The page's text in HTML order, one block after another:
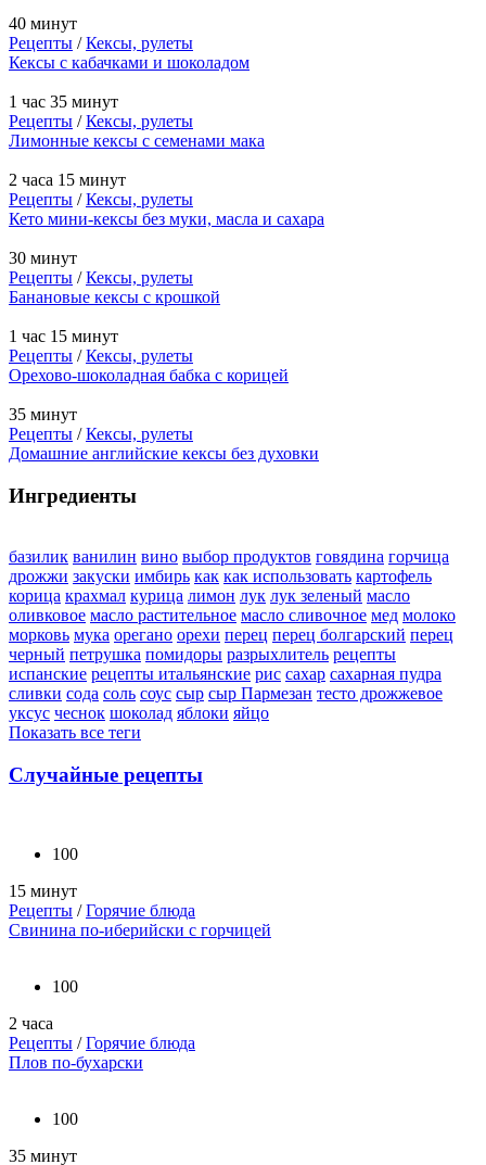
40 минут
Рецепты /Кексы, рулеты
Кексы с кабачками и шоколадом
1 час 35 минут
Рецепты /Кексы, рулеты
Лимонные кексы с семенами мака
2 часа 15 минут
Рецепты /Кексы, рулеты
Кето мини-кексы без муки, масла и сахара
30 минут
Рецепты /Кексы, рулеты
Банановые кексы с крошкой
1 час 15 минут
Рецепты /Кексы, рулеты
Орехово-шоколадная бабка с корицей
35 минут
Рецепты /Кексы, рулеты
Домашние английские кексы без духовки
Ингредиенты
базилик ванилин вино выбор продуктов говядина горчица
дрожжи закуски имбирь как как использовать картофель
корица крахмал курица лимон лук лук зеленый масло
оливковое масло растительное масло сливочное мед молоко
морковь мука орегано орехи перец перец болгарский перец
черный петрушка помидоры разрыхлитель рецепты
испанские рецепты итальянские рис сахар сахарная пудра
сливки сода соль соус сыр сыр Пармезан тесто дрожжевое
уксус чеснок шоколад яблоки яйцо
Показать все теги
Случайные рецепты
100
15 минут
Рецепты /Горячие блюда
Свинина по-иберийски с горчицей
100
2 часа
Рецепты /Горячие блюда
Плов по-бухарски
100
35 минут